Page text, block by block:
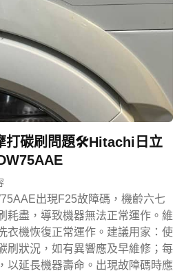
打碳刷問題🛠️Hitachi日立
出現F25故障碼，機齡六七
耗盡，導致機器無法正常運作。維
衣機恢復正常運作。建議用家：使
刷狀況，如有異響應及早維修；每
以延長機器壽命。出現故障碼時應